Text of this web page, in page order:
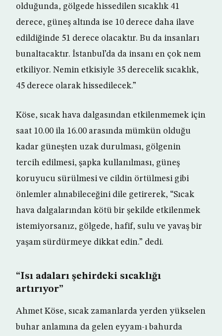
olduğunda, gölgede hissedilen sıcaklık 41
derece, güneş altında ise 10 derece daha ilave
edildiğinde 51 derece olacaktır. Bu da insanları
bunaltacaktır. İstanbul’da da insanı en çok nem
etkiliyor. Nemin etkisiyle 35 derecelik sıcaklık,
45 derece olarak hissedilecek.”
Köse, sıcak hava dalgasından etkilenmemek için
saat 10.00 ila 16.00 arasında mümkün olduğu
kadar güneşten uzak durulması, gölgenin
tercih edilmesi, şapka kullanılması, güneş
koruyucu sürülmesi ve cildin örtülmesi gibi
önlemler alınabileceğini dile getirerek, “Sıcak
hava dalgalarından kötü bir şekilde etkilenmek
istemiyorsanız, gölgede, hafif, sulu ve yavaş bir
yaşam sürdürmeye dikkat edin.” dedi.
“Isı adaları şehirdeki sıcaklığı
artırıyor”
Ahmet Köse, sıcak zamanlarda yerden yükselen
buhar anlamına da gelen eyyam-ı bahurda